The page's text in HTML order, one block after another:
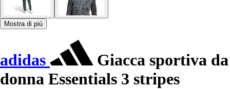
Mostra di più
adidas
Giacca sportiva da
donna Essentials 3 stripes